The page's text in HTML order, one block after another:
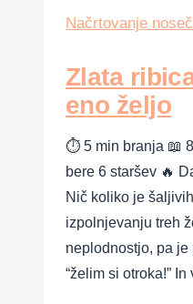
Načrtovanje
Zlata
eno željo
⏱ 5 min branja 📖
bere 6 staršev 🔥
Nič koliko je
izpolnjevanju treh
neplodnostjo, pa
“želim si otroka!”